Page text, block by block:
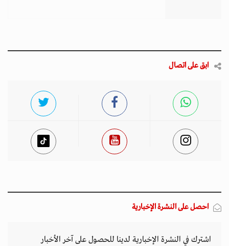
ابق على اتصال
احصل على النشرة الإخبارية
اشترك في النشرة الإخبارية لدينا للحصول على آخر الأخبار